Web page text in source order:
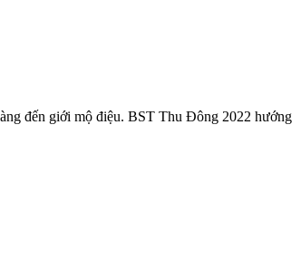
đến giới mộ điệu. BST Thu Đông 2022 hướng